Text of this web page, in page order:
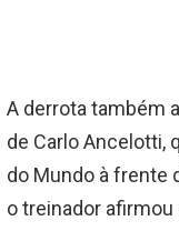
A derrota também
de Carlo Ancelotti,
do Mundo à frente
o treinador